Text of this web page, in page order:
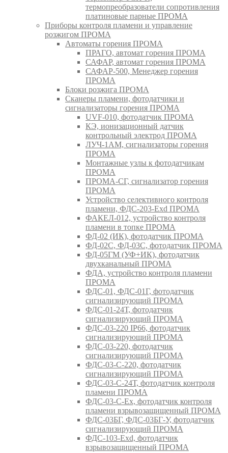
термопреобразователи сопротивления
платиновые парные ПРОМА
Приборы контроля пламени и управление
розжигом ПРОМА
Автоматы горения ПРОМА
ПРАГО, автомат горения ПРОМА
САФАР, автомат горения ПРОМА
САФАР-500, Менеджер горения
ПРОМА
Блоки розжига ПРОМА
Сканеры пламени, фотодатчики и
сигнализаторы горения ПРОМА
UVF-010, фотодатчик ПРОМА
КЭ, ионизационный датчик
контрольный электрод ПРОМА
ЛУЧ-1АМ, сигнализаторы горения
ПРОМА
Монтажные узлы к фотодатчикам
ПРОМА
ПРОМА-СГ, сигнализатор горения
ПРОМА
Устройство селективного контроля
пламени, ФДС-203-Exd ПРОМА
ФАКЕЛ-012, устройство контроля
пламени в топке ПРОМА
ФД-02 (ИК), фотодатчик ПРОМА
ФД-02С, ФД-03С, фотодатчик ПРОМА
ФД-05ГМ (УФ+ИК), фотодатчик
двухканальный ПРОМА
ФДА, устройство контроля пламени
ПРОМА
ФДС-01, ФДС-01Г, фотодатчик
сигнализирующий ПРОМА
ФДС-01-24Т, фотодатчик
сигнализирующий ПРОМА
ФДС-03-220 IP66, фотодатчик
сигнализирующий ПРОМА
ФДС-03-220, фотодатчик
сигнализирующий ПРОМА
ФДС-03-С-220, фотодатчик
сигнализирующий ПРОМА
ФДС-03-С-24Т, фотодатчик контроля
пламени ПРОМА
ФДС-03-С-Ex, фотодатчик контроля
пламени взрывозащищенный ПРОМА
ФДС-03БГ, ФДС-03БГ-У, фотодатчик
сигнализирующий ПРОМА
ФДС-103-Ехd, фотодатчик
взрывозащищенный ПРОМА